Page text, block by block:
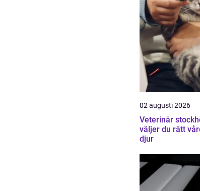
02 augusti 2026
Veterinär
väljer du rätt
djur